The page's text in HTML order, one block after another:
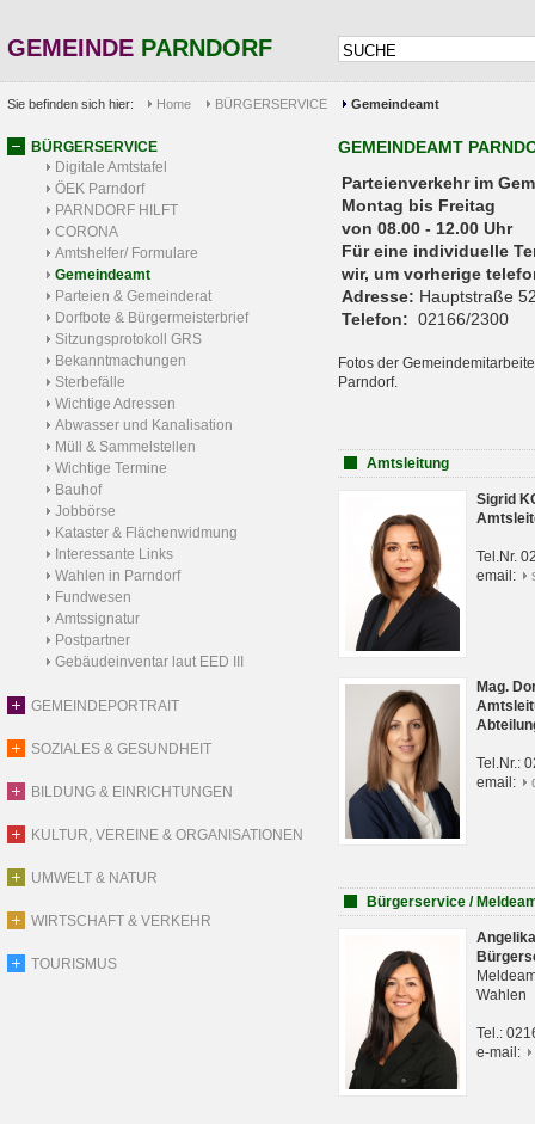
GEMEINDE PARNDORF
Sie befinden sich hier: Home BÜRGERSERVICE Gemeindeamt
BÜRGERSERVICE
Digitale Amtstafel
ÖEK Parndorf
PARNDORF HILFT
CORONA
Amtshelfer/ Formulare
Gemeindeamt
Parteien & Gemeinderat
Dorfbote & Bürgermeisterbrief
Sitzungsprotokoll GRS
Bekanntmachungen
Sterbefälle
Wichtige Adressen
Abwasser und Kanalisation
Müll & Sammelstellen
Wichtige Termine
Bauhof
Jobbörse
Kataster & Flächenwidmung
Interessante Links
Wahlen in Parndorf
Fundwesen
Amtssignatur
Postpartner
Gebäudeinventar laut EED III
GEMEINDEPORTRAIT
SOZIALES & GESUNDHEIT
BILDUNG & EINRICHTUNGEN
KULTUR, VEREINE & ORGANISATIONEN
UMWELT & NATUR
WIRTSCHAFT & VERKEHR
TOURISMUS
GEMEINDEAMT
Parteienverkehr
Montag bis Freitag
von 08.00 - 12.00 Uhr
Für eine individuelle
wir, um vorherige
Adresse: Hauptstraße
Telefon: 02166/2300
Fotos der
Parndorf.
Amtsleitung
Sigrid
Tel.Nr.
email:
Mag.
Tel.Nr.:
email:
Bürgerservice /
Wahlen
Tel.:
e-mail: